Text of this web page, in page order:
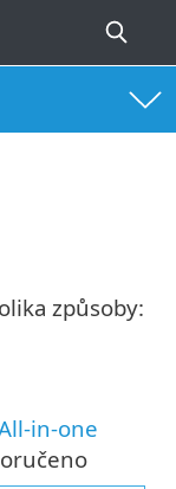
způsoby:
in-one